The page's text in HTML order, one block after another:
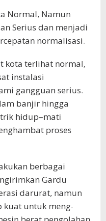
Normal, Namun
Serius dan menjadi
normalisasi.
kota terlihat normal,
instalasi
gangguan serius.
banjir hingga
hidup–mati
proses
berbagai
Gardu
darurat, namun
kuat untuk meng-